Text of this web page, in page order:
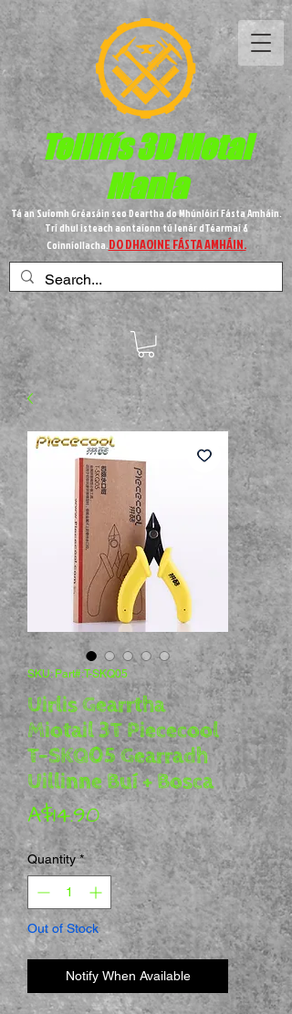
Teilifís 3D Metal
Mania
Tá an Suíomh Gréasáin seo Deartha do Mhúnlóirí Fásta Amháin.
Trí dhul isteach aontaíonn tú lenár dTéarmaí &
Coinníollacha.DO DHAOINE FÁSTA AMHÁIN.
SKU: Part#:T-SKQ05
Uirlis Gearrtha
Miotail 3T Piececool
T-SKQ05 Gearradh
Uillinne Buí + Bosca
A$14.90Price
Quantity *
Out of Stock
Notify When Available